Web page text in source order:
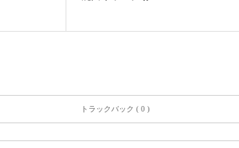
トラックバック ( 0 )